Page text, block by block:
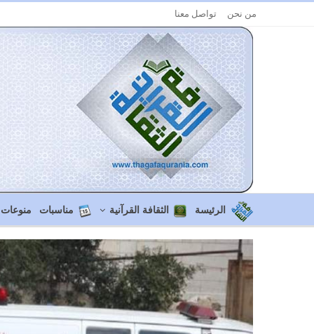
من نحن تواصل معنا
الرئيسة الثقافة القرآنية مناسبات منوعات